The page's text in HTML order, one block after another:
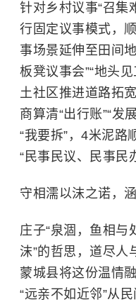
针对乡村议事“召集
行固定议事模式，
事场景延伸至田间
板凳议事会”“地头
土社区推进道路拓
商算清“出行账”“发
“我要拆”，4米泥路
“民事民议、民事民
守相濡以沫之诺，
庄子“泉涸，鱼相与
沫”的哲思，道尽人
蒙城县将这份温情
“远亲不如近邻”从